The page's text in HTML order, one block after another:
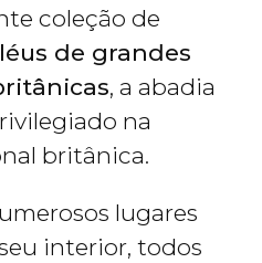
coleção de
de grandes
, a abadia
na
britânica.
lugares
interior, todos